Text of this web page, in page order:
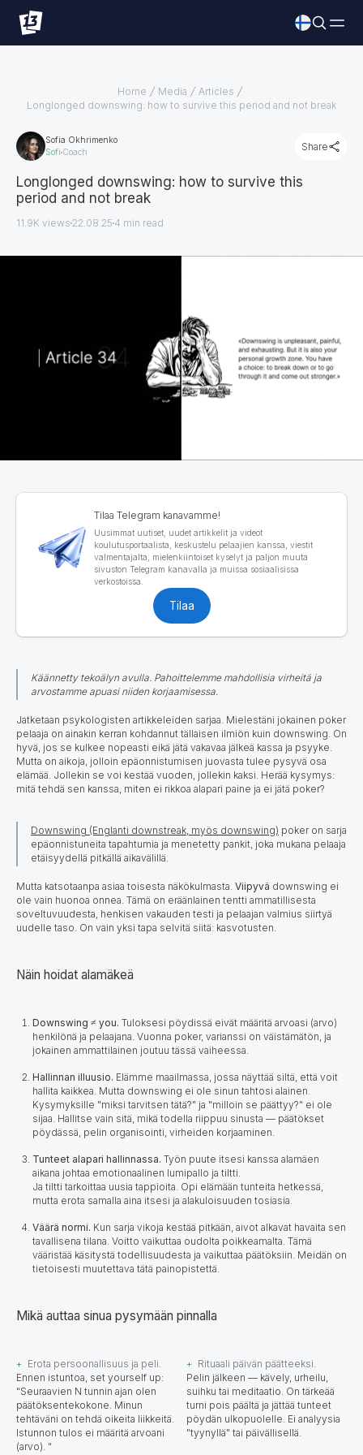
Home Media
Articles
Longlonged downswing: how to survive this period and not break
Sofia Okhrimenko
Sofi Coach Share
Longlonged downswing: how to survive this
period and not break
11.9K views 22.08.25 4 min read
Tilaa Telegram kanavamme!
Uusimmat uutiset, uudet artikkelit ja videot
koulutusportaalista, keskustelu pelaajien kanssa, viestit
valmentajalta, mielenkiintoiset kyselyt ja paljon muuta
sivuston Telegram kanavalla ja muissa sosiaalisissa
verkostoissa.
Tilaa
Käännetty tekoälyn avulla. Pahoittelemme mahdollisia virheitä ja
arvostamme apuasi niiden korjaamisessa.
Jatketaan psykologisten artikkeleiden sarjaa. Mielestäni jokainen poker
pelaaja on ainakin kerran kohdannut tällaisen ilmiön kuin downswing. On
hyvä, jos se kulkee nopeasti eikä jätä vakavaa jälkeä kassa ja psyyke.
Mutta on aikoja, jolloin epäonnistumisen juovasta tulee pysyvä osa
elämää. Jollekin se voi kestää vuoden, jollekin kaksi. Herää kysymys:
mitä tehdä sen kanssa, miten ei rikkoa alapari paine ja ei jätä poker?
Downswing (Englanti downstreak, myös downswing) poker on sarja
epäonnistuneita tapahtumia ja menetetty pankit, joka mukana pelaaja
etäisyydellä pitkällä aikavälillä.
Mutta katsotaanpa asiaa toisesta näkökulmasta. Viipyvä downswing ei
ole vain huonoa onnea. Tämä on eräänlainen tentti ammatillisesta
soveltuvuudesta, henkisen vakauden testi ja pelaajan valmius siirtyä
uudelle taso. On vain yksi tapa selvitä siitä: kasvotusten.
Näin hoidat alamäkeä
Downswing ≠ you. Tuloksesi pöydissä eivät määritä arvoasi (arvo)
henkilönä ja pelaajana. Vuonna poker, varianssi on väistämätön, ja
jokainen ammattilainen joutuu tässä vaiheessa.
Hallinnan illuusio. Elämme maailmassa, jossa näyttää siltä, että voit
hallita kaikkea. Mutta downswing ei ole sinun tahtosi alainen.
Kysymyksille "miksi tarvitsen tätä?" ja "milloin se päättyy?" ei ole
sijaa. Hallitse vain sitä, mikä todella riippuu sinusta — päätökset
pöydässä, pelin organisointi, virheiden korjaaminen.
Tunteet alapari hallinnassa. Työn puute itsesi kanssa alamäen
aikana johtaa emotionaalinen lumipallo ja tiltti.
Ja tiltti tarkoittaa uusia tappioita. Opi elämään tunteita hetkessä,
mutta erota samalla aina itsesi ja alakuloisuuden tosiasia.
Väärä normi. Kun sarja vikoja kestää pitkään, aivot alkavat havaita sen
tavallisena tilana. Voitto vaikuttaa oudolta poikkeamalta. Tämä
vääristää käsitystä todellisuudesta ja vaikuttaa päätöksiin. Meidän on
tietoisesti muutettava tätä painopistettä.
Mikä auttaa sinua pysymään pinnalla
Erota persoonallisuus ja peli.
Ennen istuntoa, set yourself up:
"Seuraavien N tunnin ajan olen
päätöksentekokone. Minun
tehtäväni on tehdä oikeita liikkeitä.
Istunnon tulos ei määritä arvoani
(arvo). "
Rituaali päivän päätteeksi.
Pelin jälkeen — kävely, urheilu,
suihku tai meditaatio. On tärkeää
turni pois päältä ja jättää tunteet
pöydän ulkopuolelle. Ei analyysia
"tyynyllä" tai päivällisellä.